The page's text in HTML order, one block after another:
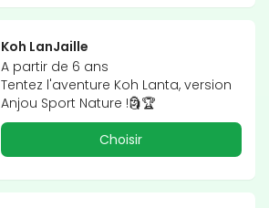
Koh LanJaille
A partir de 6 ans
Tentez l'aventure Koh Lanta, version
Anjou Sport Nature !🗿🏆
Choisir